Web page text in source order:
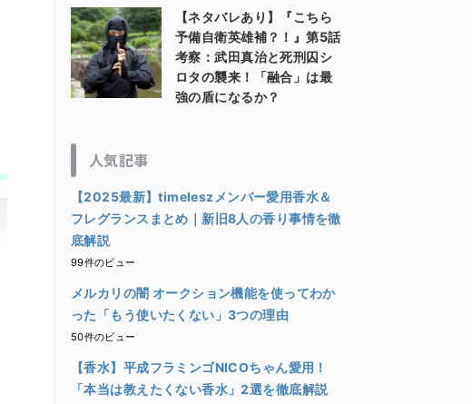
【ネタバレあり】『こちら
予備自衛英雄補？！』第5話
考察：武田真治と死刑囚シ
ロタの襲来！「融合」は最
強の盾になるか？
人気記事
【2025最新】timeleszメンバー愛用香水＆
フレグランスまとめ｜新旧8人の香り事情を徹
底解説
99件のビュー
メルカリの闇 オークション機能を使ってわか
った「もう使いたくない」3つの理由
50件のビュー
【香水】平成フラミンゴNICOちゃん愛用！
「本当は教えたくない香水」2選を徹底解説